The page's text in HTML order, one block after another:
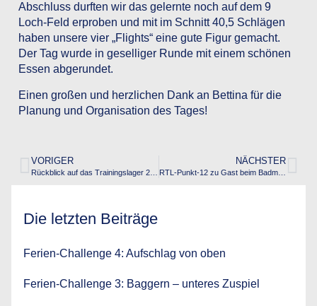
Abschluss durften wir das gelernte noch auf dem 9
Loch-Feld erproben und mit im Schnitt 40,5 Schlägen
haben unsere vier „Flights“ eine gute Figur gemacht.
Der Tag wurde in geselliger Runde mit einem schönen
Essen abgerundet.
Einen großen und herzlichen Dank an Bettina für die
Planung und Organisation des Tages!
VORIGER NÄCHSTER
RTL-Punkt-12 zu Gast beim Badminton-Training
Die letzten Beiträge
Ferien-Challenge 4: Aufschlag von oben
Ferien-Challenge 3: Baggern – unteres Zuspiel